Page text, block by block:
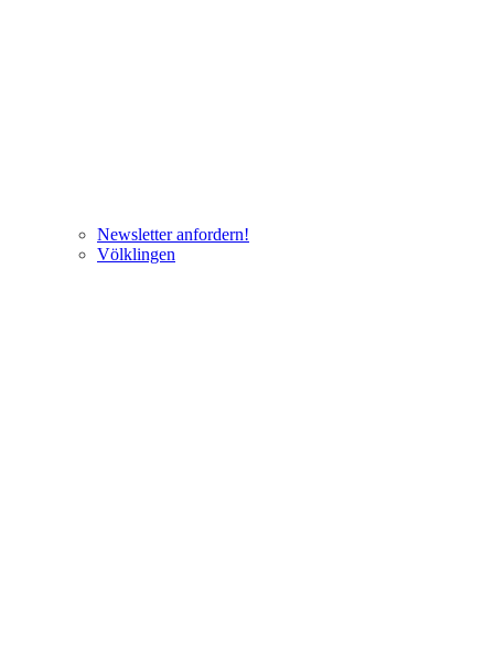
Newsletter anfordern!
Völklingen